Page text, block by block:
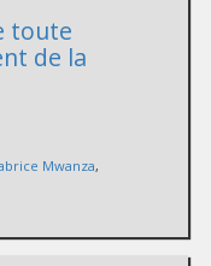
toute
de la
Mwanza,